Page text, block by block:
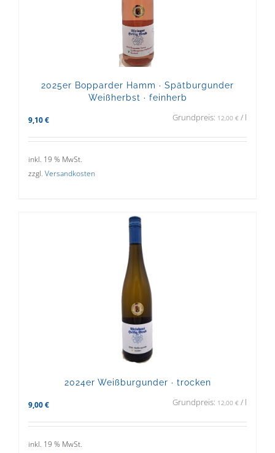
2025er Bopparder Hamm · Spätburgunder
Weißherbst · feinherb
9,10 € Grundpreis: 12,00 € / l
inkl. 19 % MwSt.
zzgl. Versandkosten
2024er Weißburgunder · trocken
9,00 € Grundpreis: 12,00 € / l
inkl. 19 % MwSt.